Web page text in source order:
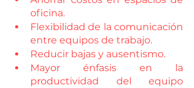
oficina.
Flexibilidad de la comunicación
entre equipos de trabajo.
Reducir bajas y ausentismo.
Mayor énfasis en la
productividad del equipo